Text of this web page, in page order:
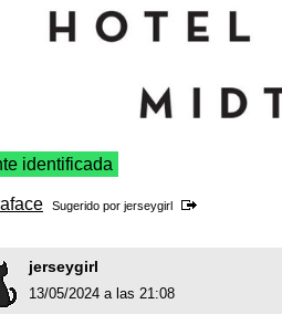
identificada
Sugerido por jerseygirl
jerseygirl
13/05/2024 a las 21:08